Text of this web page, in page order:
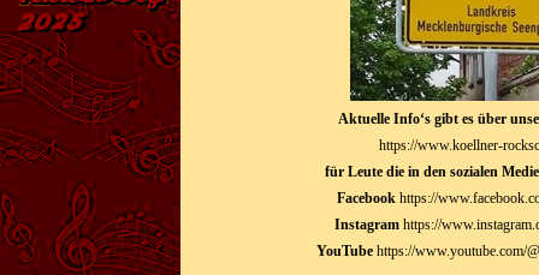
Aktuelle Info‘s gibt es über
https://www.koellner-
für Leute die in den sozialen
Facebook https://
Instagram https://
YouTube https://www.youtube.com/